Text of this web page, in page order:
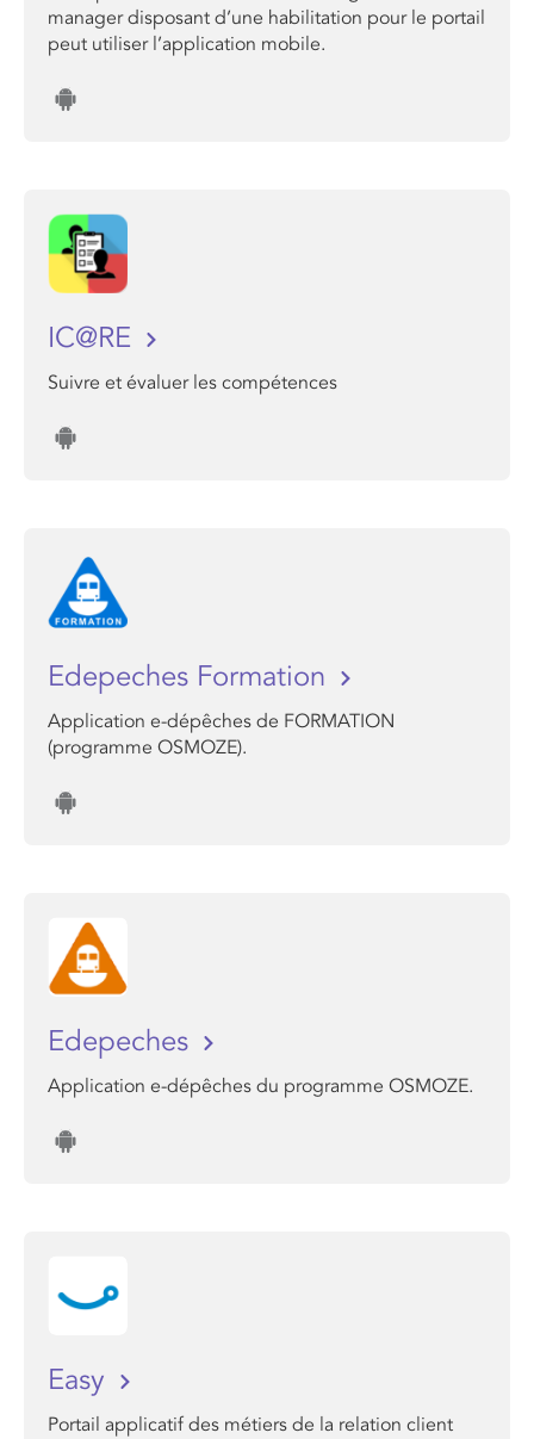
manager disposant d’une habilitation pour le portail
peut utiliser l’application mobile.
IC@RE
Suivre et évaluer les compétences
Edepeches Formation
Application e-dépêches de FORMATION
(programme OSMOZE).
Edepeches
Application e-dépêches du programme OSMOZE.
Easy
Portail applicatif des métiers de la relation client